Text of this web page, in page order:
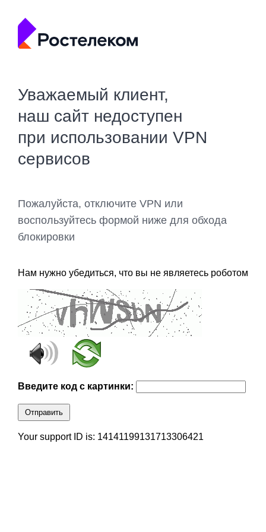
Уважаемый клиент,
наш сайт недоступен
при использовании VPN
сервисов
Пожалуйста, отключите VPN или
воспользуйтесь формой ниже для обхода
блокировки
Нам нужно убедиться, что вы не являетесь роботом
Введите код с картинки:
Отправить
Your support ID is: 14141199131713306421